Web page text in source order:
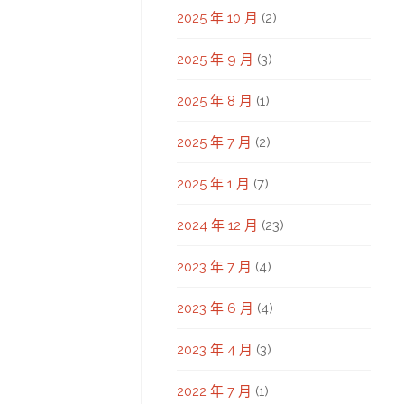
2025 年 10 月 (2)
2025 年 9 月 (3)
2025 年 8 月 (1)
2025 年 7 月 (2)
2025 年 1 月 (7)
2024 年 12 月 (23)
2023 年 7 月 (4)
2023 年 6 月 (4)
2023 年 4 月 (3)
2022 年 7 月 (1)